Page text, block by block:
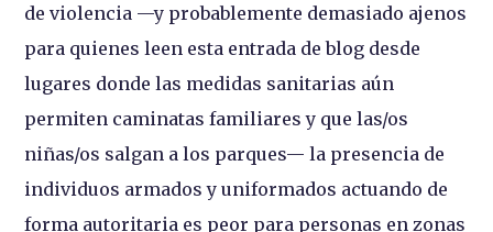
de violencia —y probablemente demasiado ajenos
para quienes leen esta entrada de blog desde
lugares donde las medidas sanitarias aún
permiten caminatas familiares y que las/os
niñas/os salgan a los parques— la presencia de
individuos armados y uniformados actuando de
forma autoritaria es peor para personas en zonas